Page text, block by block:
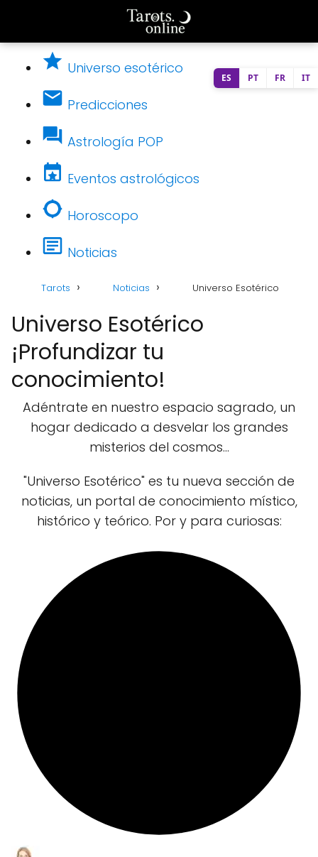
Universo esotérico
Predicciones
Astrología POP
Eventos astrológicos
Horoscopo
Noticias
Tarots Noticias Universo Esotérico
Universo Esotérico
¡Profundizar tu
conocimiento!
Adéntrate en nuestro espacio sagrado, un
hogar dedicado a desvelar los grandes
misterios del cosmos...
"Universo Esotérico" es tu nueva sección de
noticias, un portal de conocimiento místico,
histórico y teórico. Por y para curiosas:
ES PT FR IT